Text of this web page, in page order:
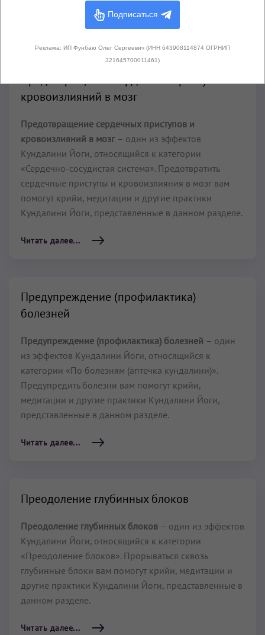
Предотвращение сердечных приступов и
кровоизлияний в мозг
Предотвращение сердечных приступов и
кровоизлияний в мозг – один из эффектов
Кундалини Йоги, относящийся к категории
«Сердечно-сосудистая система». Предотвратить
сердечные приступы и кровоизлияния в мозг вам
помогут крийи, медитации и другие практики
Кундалини Йоги, представленные в данном разделе.
Читать далее...
Предупреждение (профилактика)
болезней
Предупреждение (профилактика) болезней – один
из эффектов Кундалини Йоги, относящийся к
категории «По болезням (аптечка кундалини)».
Предупредить болезни вам помогут крийи,
медитации и другие практики Кундалини Йоги,
представленные в данном разделе.
Читать далее...
Преодоление глубинных блоков
Преодоление глубинных блоков – один из эффектов
Кундалини Йоги, относящийся к категории
«Преодоление блоков». Прорываться сквозь
глубинные блоки вам помогут крийи, медитации и
другие практики Кундалини Йоги, представленные в
данном разделе.
Читать далее...
Подписаться
Реклама: ИП Фунбаю Олег Сергеевич (ИНН 643908114874 ОГРНИП
321645700011461)